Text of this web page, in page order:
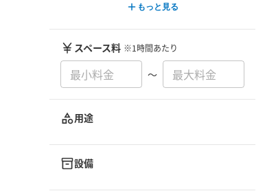
もっと見る
スペース料 ※1時間あたり
〜
用途
設備